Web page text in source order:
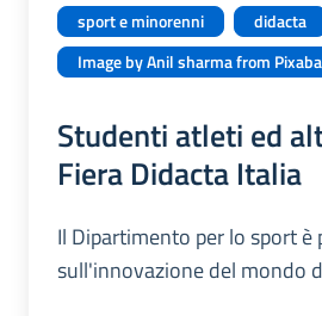
sport e minorenni
didacta
Image by Anil sharma from
Studenti atleti ed
Fiera Didacta Italia
Il Dipartimento per lo sport è
sull'innovazione del mondo